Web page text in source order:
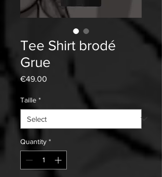
Tee Shirt brodé
Grue
€49.00
Taille *
Quantity *